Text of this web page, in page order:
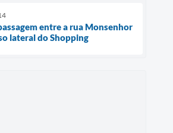
entre a rua Monsenhor
lateral do Shopping